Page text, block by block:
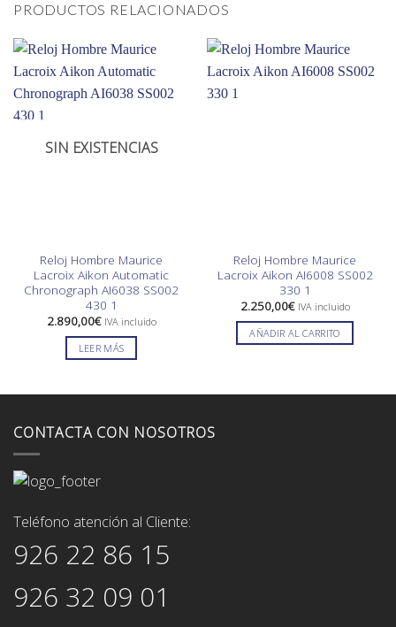
PRODUCTOS RELACIONADOS
SIN EXISTENCIAS
Reloj Hombre Maurice
Lacroix Aikon Automatic
Chronograph AI6038 SS002
430 1
2.890,00€ IVA incluido
LEER MÁS
Reloj Hombre Maurice
Lacroix Aikon AI6008 SS002
330 1
2.250,00€ IVA incluido
AÑADIR AL CARRITO
CONTACTA CON NOSOTROS
Teléfono atención al Cliente:
926 22 86 15
926 32 09 01